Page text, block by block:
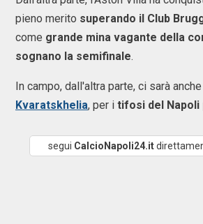
pieno merito superando il Club
come grande mina vagante della
sognano la semifinale.
In campo, dall'altra parte, ci sarà anche
Kvaratskhelia, per i tifosi del Napoli
segui CalcioNapoli24.it